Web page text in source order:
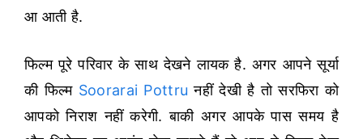
आ आती है.
फिल्म पूरे परिवार के साथ देखने लायक है. अगर आपने सूर्या
की फिल्म Soorarai Pottru नहीं देखी है तो सरफिरा को
आपको निराश नहीं करेगी. बाकी अगर आपके पास समय है